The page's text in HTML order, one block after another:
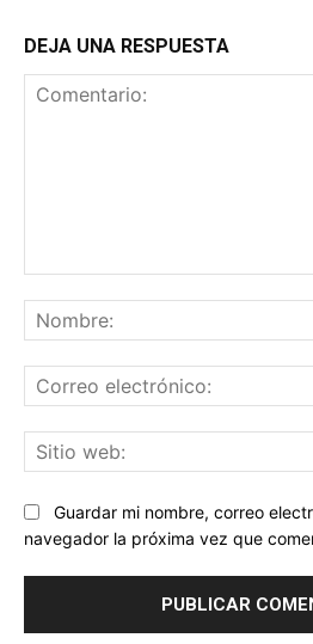
DEJA UNA RESPUESTA
Guardar mi nombre, correo
navegador la próxima vez que